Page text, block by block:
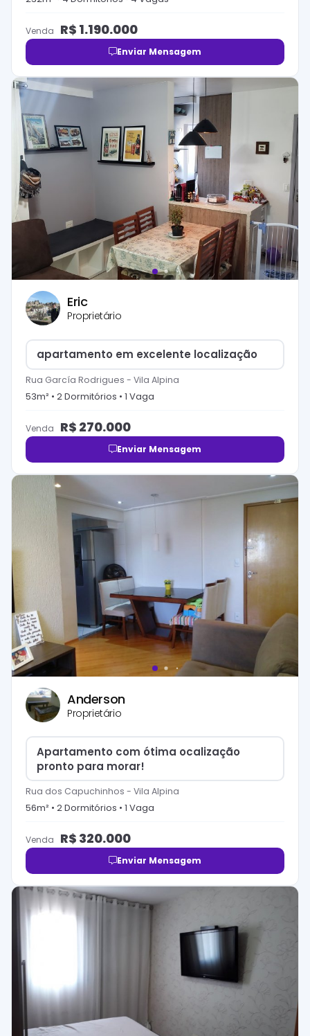
Venda R$ 1.190.000
Enviar Mensagem
Eric
Proprietário
apartamento em excelente localização
Rua García Rodrigues - Vila Alpina
53m² • 2Dormitórios • 1 Vaga
Venda R$ 270.000
Enviar Mensagem
Anderson
Proprietário
Apartamento com ótima ocalização
pronto para morar!
Rua dos Capuchinhos - Vila Alpina
56m² • 2Dormitórios • 1 Vaga
Venda R$ 320.000
Enviar Mensagem